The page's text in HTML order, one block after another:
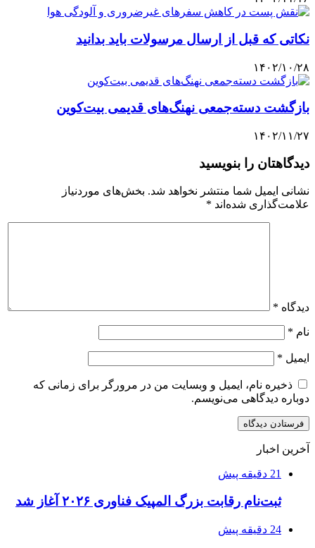
نکاتی که قبل از ارسال مرسولات باید بدانید
۱۴۰۲/۱۰/۲۸
بازگشت دسته‌جمعی نهنگ‌های قدیمی بیت‌کوین
۱۴۰۲/۱۱/۲۷
دیدگاهتان را بنویسید
نشانی ایمیل شما منتشر نخواهد شد. بخش‌های موردنیاز
علامت‌گذاری شده‌اند *
دیدگاه *
نام *
ایمیل *
ذخیره نام، ایمیل و وبسایت من در مرورگر برای زمانی که
دوباره دیدگاهی می‌نویسم.
آخرین اخبار
21 دقیقه پیش
ثبت‌نام رقابت بزرگ المپیک فناوری ۲۰۲۶ آغاز شد
24 دقیقه پیش